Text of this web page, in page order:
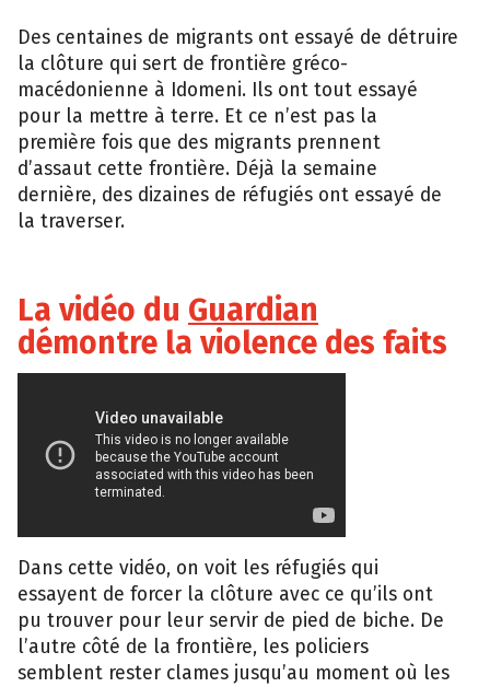
Des centaines de migrants ont essayé de détruire
la clôture qui sert de frontière gréco-
macédonienne à Idomeni. Ils ont tout essayé
pour la mettre à terre. Et ce n’est pas la
première fois que des migrants prennent
d’assaut cette frontière. Déjà la semaine
dernière, des dizaines de réfugiés ont essayé de
la traverser.
La vidéo du Guardian
démontre la violence des faits
Dans cette vidéo, on voit les réfugiés qui
essayent de forcer la clôture avec ce qu’ils ont
pu trouver pour leur servir de pied de biche. De
l’autre côté de la frontière, les policiers
semblent rester clames jusqu’au moment où les